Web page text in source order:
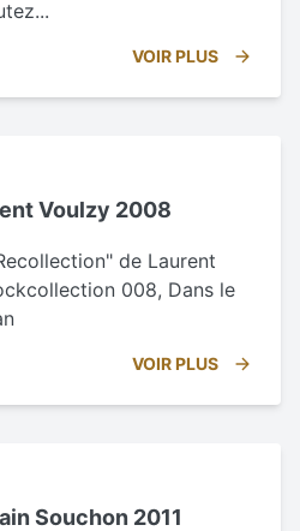
VOIR PLUS
Voulzy 2008
de Laurent
008, Dans le
VOIR PLUS
Souchon 2011